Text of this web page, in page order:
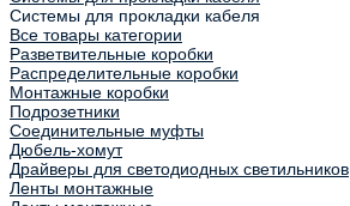
Системы для прокладки кабеля
Все товары категории
Разветвительные коробки
Распределительные коробки
Монтажные коробки
Подрозетники
Соединительные муфты
Дюбель-хомут
Драйверы для светодиодных светильников
Ленты монтажные